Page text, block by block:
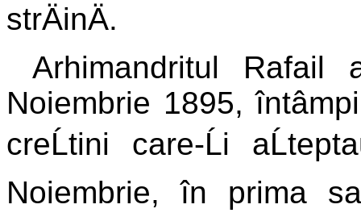
strÄinÄ.
Arhimandritul
Noiembrie 1895,
creĹtini care-Ĺi
Noiembrie, în prima